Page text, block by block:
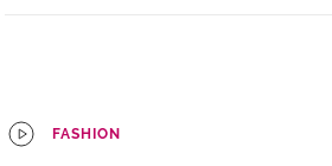
FASHION